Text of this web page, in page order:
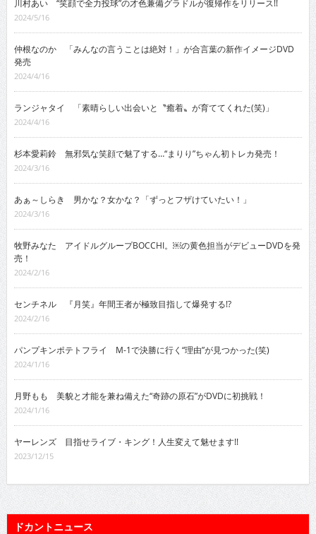
川村あい “笑顔で全力投球”の才色兼備グラドルが復帰作をリリース!!
2024/5/16
仲根なのか 「みんなの言うことは絶対！」が合言葉の新作イメージDVD
発売
2024/4/16
ランジャタイ 「素晴らしい出会いと〝癒着〟が育ててくれた(笑)」
2024/4/16
杉本愛莉鈴 無邪気な笑顔で魅了する…“まりり”ちゃん初トレカ発売！
2024/3/16
あぁ～しらき 男かな？女かな？「ずっとフザけていたい！」
2024/3/16
牧野みなた アイドルグループBOCCHI。￼の黄色担当がデビューDVDを発
売！
2024/2/16
センチネル 『月笑』年間王者が極致目指して爆発する!?
2024/2/16
パンプキンポテトフライ M-1で決勝に行く“理由”が見つかった(笑)
2024/1/16
月野もも 美貌と才能を兼ね備えた“奇跡の原石”がDVDに初挑戦！
2024/1/16
ヤーレンズ 目指せライブ・キング！人生変えて魅せます!!
2023/12/15
ドカントニュース